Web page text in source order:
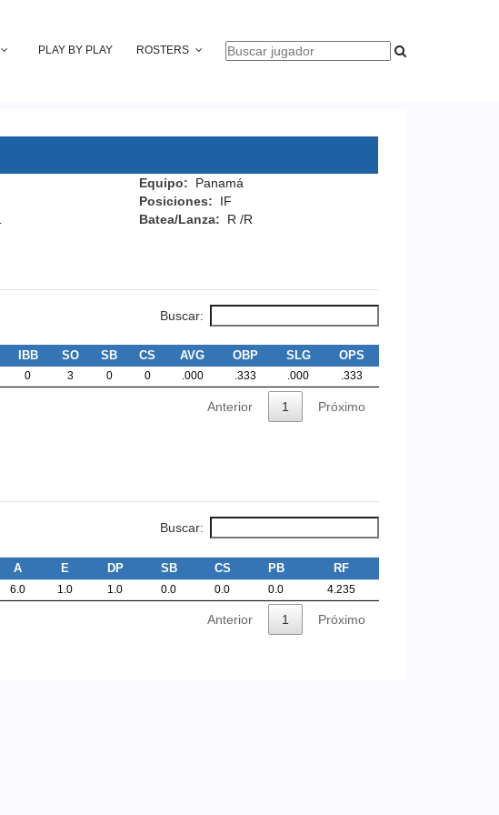
PLAY BY PLAY ROSTERS
Equipo:
Panamá
Posiciones:
IF
Batea/Lanza: R /R
Buscar:
IBB SO SB CS AVG OBP SLG OPS
0 3 0 0 .000 .333 .000 .333
Anterior 1 Próximo
Buscar:
A E DP SB CS PB RF
6.0 1.0 1.0 0.0 0.0 0.0 4.235
Anterior 1 Próximo